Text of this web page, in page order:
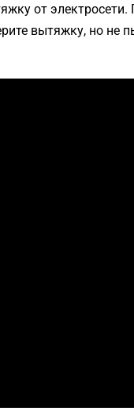
от электросети.
вытяжку, но не